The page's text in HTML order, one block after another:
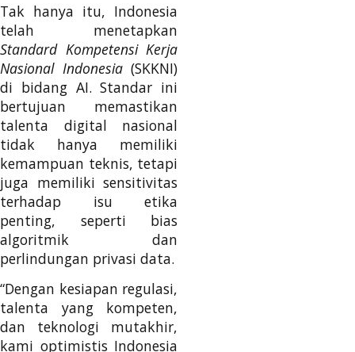
Tak hanya itu, Indonesia
telah menetapkan
Standard Kompetensi Kerja
Nasional Indonesia(SKKNI)
di bidang AI. Standar ini
bertujuan memastikan
talenta digital nasional
tidak hanya memiliki
kemampuan teknis, tetapi
juga memiliki sensitivitas
terhadap isu etika
penting, seperti bias
algoritmik dan
perlindungan privasi data.
“Dengan kesiapan regulasi,
talenta yang kompeten,
dan teknologi mutakhir,
kami optimistis Indonesia